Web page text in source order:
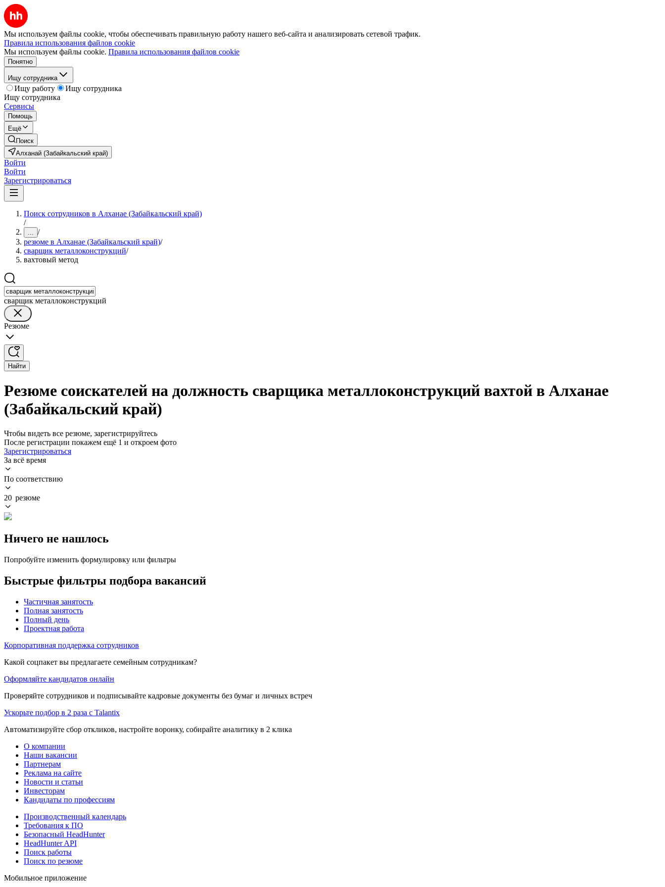
Мы используем файлы cookie, чтобы обеспечивать правильную работу нашего веб-сайта и анализировать сетевой трафик.
Правила использования файлов cookie
Мы используем файлы cookie. Правила использования файлов cookie
Понятно
Ищу сотрудника
Ищу работу
Ищу сотрудника
Ищу сотрудника
Сервисы
Помощь
Ещё
Поиск
Алханай (Забайкальский край)
Войти
Войти
Зарегистрироваться
Поиск сотрудников в Алханае (Забайкальский край)
/
... /
резюме в Алханае (Забайкальский край)/
сварщик металлоконструкций/
вахтовый метод
сварщик металлоконструкций
Резюме
Найти
Резюме соискателей на должность сварщика металлоконструкций вахтой в Алханае
(Забайкальский край)
Чтобы видеть все резюме, зарегистрируйтесь
После регистрации покажем ещё 1 и откроем фото
Зарегистрироваться
За всё время
По соответствию
20 резюме
Ничего не нашлось
Попробуйте изменить формулировку или фильтры
Быстрые фильтры подбора вакансий
Частичная занятость
Полная занятость
Полный день
Проектная работа
Корпоративная поддержка сотрудников
Какой соцпакет вы предлагаете семейным сотрудникам?
Оформляйте кандидатов онлайн
Проверяйте сотрудников и подписывайте кадровые документы без бумаг и личных встреч
Ускорьте подбор в 2 раза с Talantix
Автоматизируйте сбор откликов, настройте воронку, собирайте аналитику в 2 клика
О компании
Наши вакансии
Партнерам
Реклама на сайте
Новости и статьи
Инвесторам
Кандидаты по профессиям
Производственный календарь
Требования к ПО
Безопасный HeadHunter
HeadHunter API
Поиск работы
Поиск по резюме
Мобильное приложение